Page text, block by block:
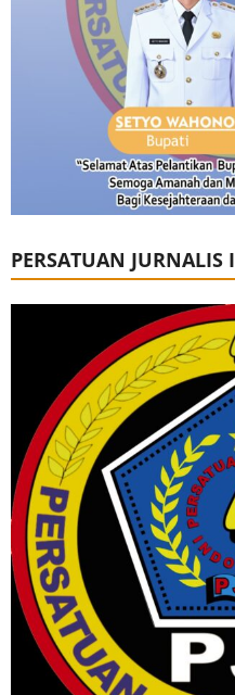
PERSATUAN JURNALIS